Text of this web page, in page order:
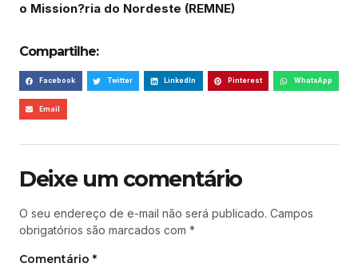
o Mission?ria do Nordeste (REMNE)
Compartilhe:
Facebook Twitter LinkedIn Pinterest WhatsApp
Email
Deixe um comentário
O seu endereço de e-mail não será publicado. Campos
obrigatórios são marcados com *
Comentário *